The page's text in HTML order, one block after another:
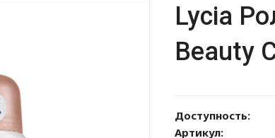
Lycia
Beauty
Доступность:
Артикул: